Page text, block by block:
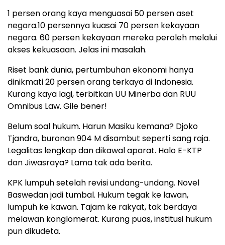
1 persen orang kaya menguasai 50 persen aset
negara.10 persennya kuasai 70 persen kekayaan
negara. 60 persen kekayaan mereka peroleh melalui
akses kekuasaan. Jelas ini masalah.
Riset bank dunia, pertumbuhan ekonomi hanya
dinikmati 20 persen orang terkaya di Indonesia.
Kurang kaya lagi, terbitkan UU Minerba dan RUU
Omnibus Law. Gile bener!
Belum soal hukum. Harun Masiku kemana? Djoko
Tjandra, buronan 904 M disambut seperti sang raja.
Legalitas lengkap dan dikawal aparat. Halo E-KTP
dan Jiwasraya? Lama tak ada berita.
KPK lumpuh setelah revisi undang-undang. Novel
Baswedan jadi tumbal. Hukum tegak ke lawan,
lumpuh ke kawan. Tajam ke rakyat, tak berdaya
melawan konglomerat. Kurang puas, institusi hukum
pun dikudeta.